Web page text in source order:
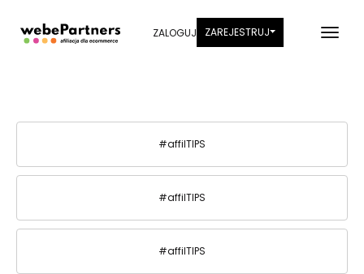
ZALOGUJ ZAREJESTRUJ
#affilTIPS
#affilTIPS
#affilTIPS